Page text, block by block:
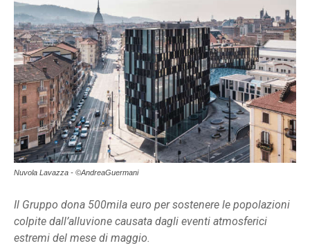
Nuvola Lavazza - ©AndreaGuermani
Il Gruppo dona 500mila euro per sostenere le popolazioni
colpite dall’alluvione causata dagli eventi atmosferici
estremi del mese di maggio.